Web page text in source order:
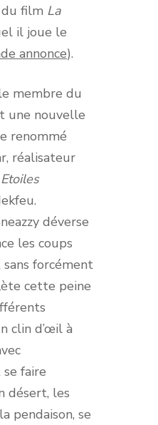
film La
il joue le
annonce).
membre du
une nouvelle
renommé
réalisateur
déverse
les coups
forcément
cette peine
clin d’œil à
faire
désert, les
pendaison, se